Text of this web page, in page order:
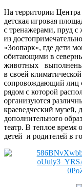
На территории Центра
детская игровая
с тренажерами, пруд
из
«Зоопарк», где дети
обитающими в
животных выполнены
в своей
сопровождающий лиц
рядом с которой
организуются
краеведческий музей,
дополнительного
театр. В теплое время
детей и родителей в